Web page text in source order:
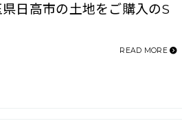
県日高市の土地をご購入のS
READ MORE